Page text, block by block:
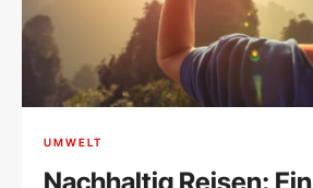
UMWELT
Nachhaltig Reisen: Ein